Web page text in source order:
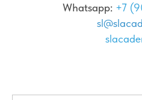
Whatsapp: +7